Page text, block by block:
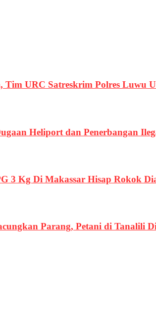
Tim URC Satreskrim Polres Luwu
Heliport dan Penerbangan
3 Kg Di Makassar Hisap Rokok
Parang, Petani di Tanalili